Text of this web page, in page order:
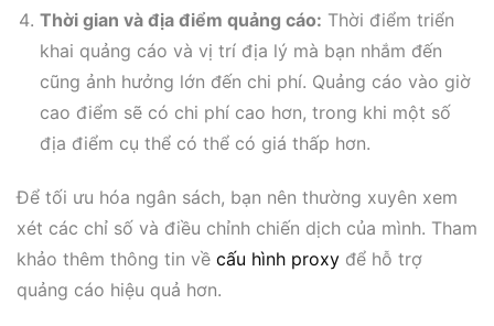
Thời gian và địa điểm quảng cáo: Thời điểm triển
khai quảng cáo và vị trí địa lý mà bạn nhắm đến
cũng ảnh hưởng lớn đến chi phí. Quảng cáo vào giờ
cao điểm sẽ có chi phí cao hơn, trong khi một số
địa điểm cụ thể có thể có giá thấp hơn.
Để tối ưu hóa ngân sách, bạn nên thường xuyên xem
xét các chỉ số và điều chỉnh chiến dịch của mình. Tham
khảo thêm thông tin về cấu hình proxy để hỗ trợ
quảng cáo hiệu quả hơn.